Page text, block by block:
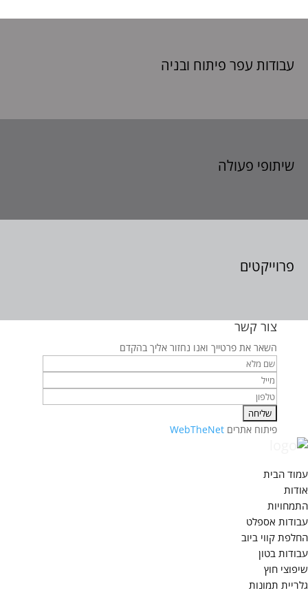
עבודות עפר פיתוח ובניה
שיתופי פעולה
פרוייקטים
צור קשר
השאר את פרטייך ואנו נחזור אליך בהקדם
פיתוח אתרים WebTheNet
עמוד הבית
אודות
התמחויות
עבודות אספלט
החלפת קווי ביוב
עבודות בטון
שיפוצי חוץ
גלריית תמונות